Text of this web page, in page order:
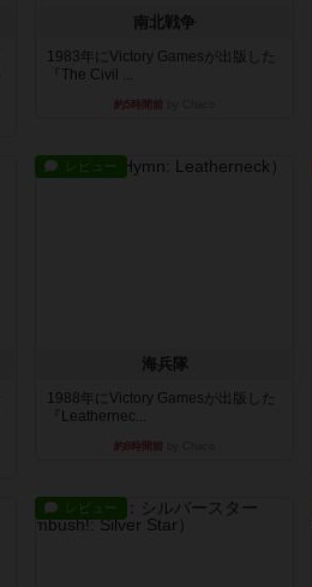
南北戦争
1983年にVictory Gamesが出版した
『The Civil ...
約5時間前
レビュー
海兵隊
1988年にVictory Gamesが出版した
『Leathernec...
約8時間前
レビュー